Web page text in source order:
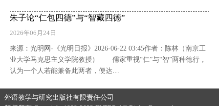
朱子论“仁包四德”与“智藏四德”
2026年06月24日
来源：光明网-《光明日报》2026-06-22 03:45作者：陈林（南京工
业大学马克思主义学院教授） 儒家重视“仁”与“智”两种德行，
认为一个人若能兼备此两者，便达…
外语教学与研究出版社有限责任公司